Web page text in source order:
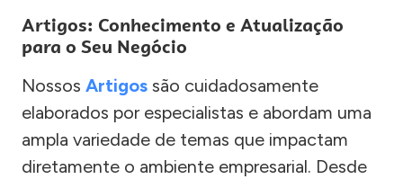
Artigos: Conhecimento e Atualização
para o Seu Negócio
Nossos Artigos são cuidadosamente
elaborados por especialistas e abordam uma
ampla variedade de temas que impactam
diretamente o ambiente empresarial. Desde